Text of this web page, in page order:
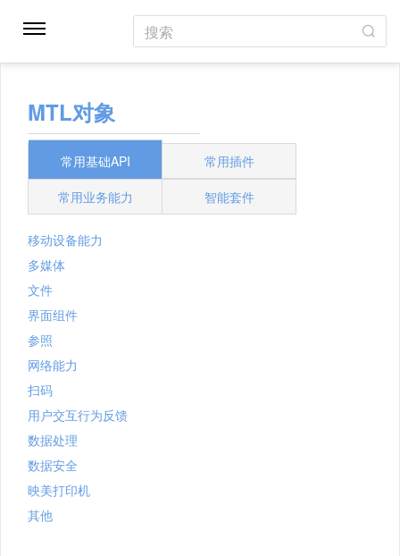
搜索
MTL对象
常用基础API
常用插件
常用业务能力
智能套件
移动设备能力
多媒体
文件
界面组件
参照
网络能力
扫码
用户交互行为反馈
数据处理
数据安全
映美打印机
其他